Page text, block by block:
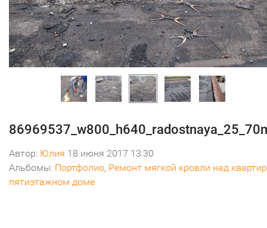
Автор: Юлия 18 июня 2017 13:30
Альбомы: Портфолио, Ремонт мягкой кровли над
пятиэтажном доме